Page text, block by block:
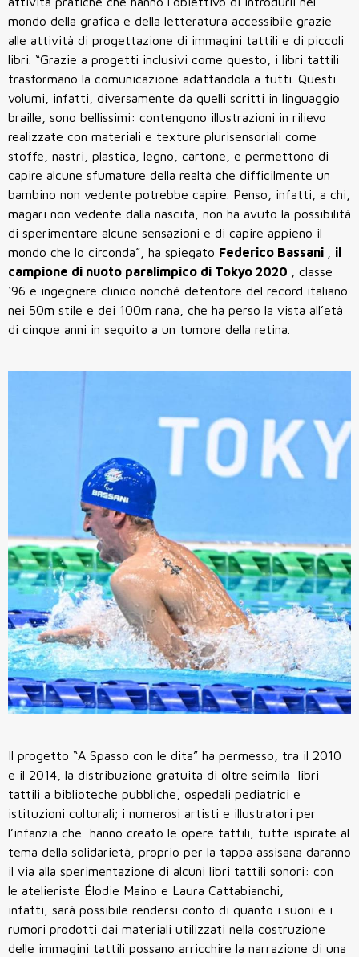
mondo della grafica e della letteratura accessibile grazie
alle attività di progettazione di immagini tattili e di piccoli
libri. “Grazie a progetti inclusivi come questo, i libri tattili
trasformano la comunicazione adattandola a tutti. Questi
volumi, infatti, diversamente da quelli scritti in linguaggio
braille, sono bellissimi: contengono illustrazioni in rilievo
realizzate con materiali e texture plurisensoriali come
stoffe, nastri, plastica, legno, cartone, e permettono di
capire alcune sfumature della realtà che difficilmente un
bambino non vedente potrebbe capire. Penso, infatti, a chi,
magari non vedente dalla nascita, non ha avuto la possibilità
di sperimentare alcune sensazioni e di capire appieno il
mondo che lo circonda”, ha spiegato Federico Bassani
il
campione di nuoto paralimpico di Tokyo 2020
, classe
‘96 e ingegnere clinico nonché detentore del record italiano
nei 50m stile e dei 100m rana, che ha perso la vista all’età
di cinque anni in seguito a un tumore della retina.
Il progetto “A Spasso con le dita” ha permesso, tra il 2010
e il 2014, la distribuzione gratuita di oltre seimila libri
tattili a biblioteche pubbliche, ospedali pediatrici e
istituzioni culturali; i numerosi artisti e illustratori per
l’infanzia che hanno creato le opere tattili, tutte ispirate al
tema della solidarietà, proprio per la tappa assisana daranno
il via alla sperimentazione di alcuni libri tattili sonori: con
le atelieriste Élodie Maino e Laura Cattabianchi,
infatti, sarà possibile rendersi conto di quanto i suoni e i
rumori prodotti dai materiali utilizzati nella costruzione
delle immagini tattili possano arricchire la narrazione di una